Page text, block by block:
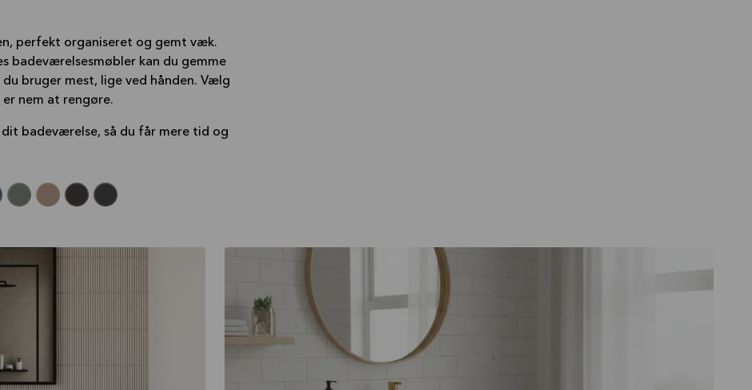
perfekt organiseret og gemt væk.
badeværelsesmøbler kan du gemme
bruger mest, lige ved hånden. Vælg
nem at rengøre.
badeværelse, så du får mere tid og